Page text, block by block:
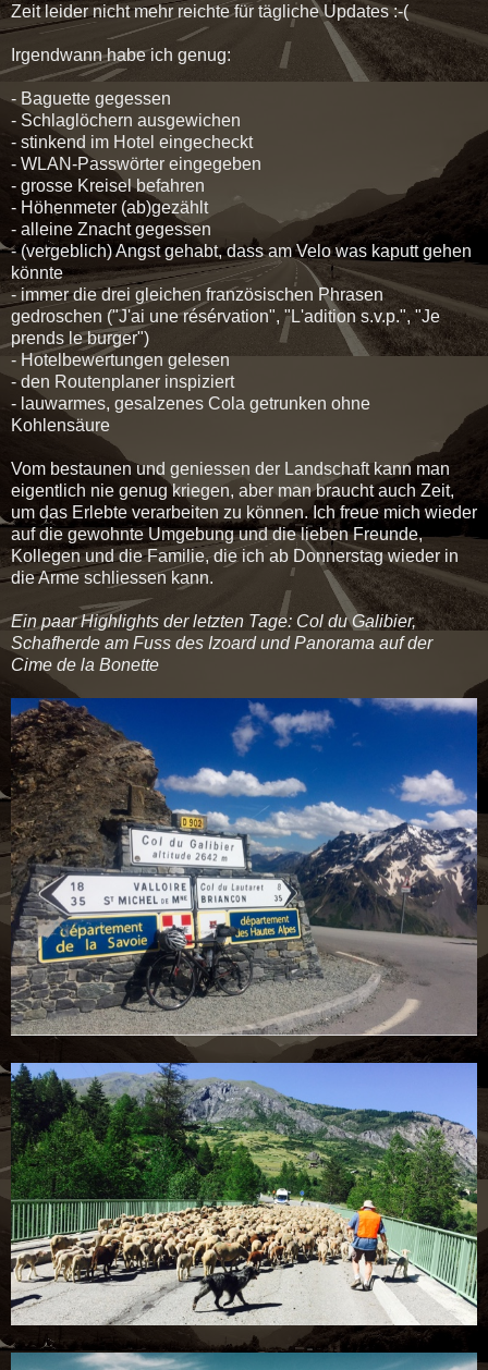
Zeit leider nicht mehr reichte für tägliche Updates :-(
Irgendwann habe ich genug:
- Baguette gegessen
- Schlaglöchern ausgewichen
- stinkend im Hotel eingecheckt
- WLAN-Passwörter eingegeben
- grosse Kreisel befahren
- Höhenmeter (ab)gezählt
- alleine Znacht gegessen
- (vergeblich) Angst gehabt, dass am Velo was kaputt gehen
könnte
- immer die drei gleichen französischen Phrasen
gedroschen ("J'ai une résérvation", "L'adition s.v.p.", "Je
prends le burger")
- Hotelbewertungen gelesen
- den Routenplaner inspiziert
- lauwarmes, gesalzenes Cola getrunken ohne
Kohlensäure
Vom bestaunen und geniessen der Landschaft kann man
eigentlich nie genug kriegen, aber man braucht auch Zeit,
um das Erlebte verarbeiten zu können. Ich freue mich wieder
auf die gewohnte Umgebung und die lieben Freunde,
Kollegen und die Familie, die ich ab Donnerstag wieder in
die Arme schliessen kann.
Ein paar Highlights der letzten Tage: Col du Galibier,
Schafherde am Fuss des Izoard und Panorama auf der
Cime de la Bonette